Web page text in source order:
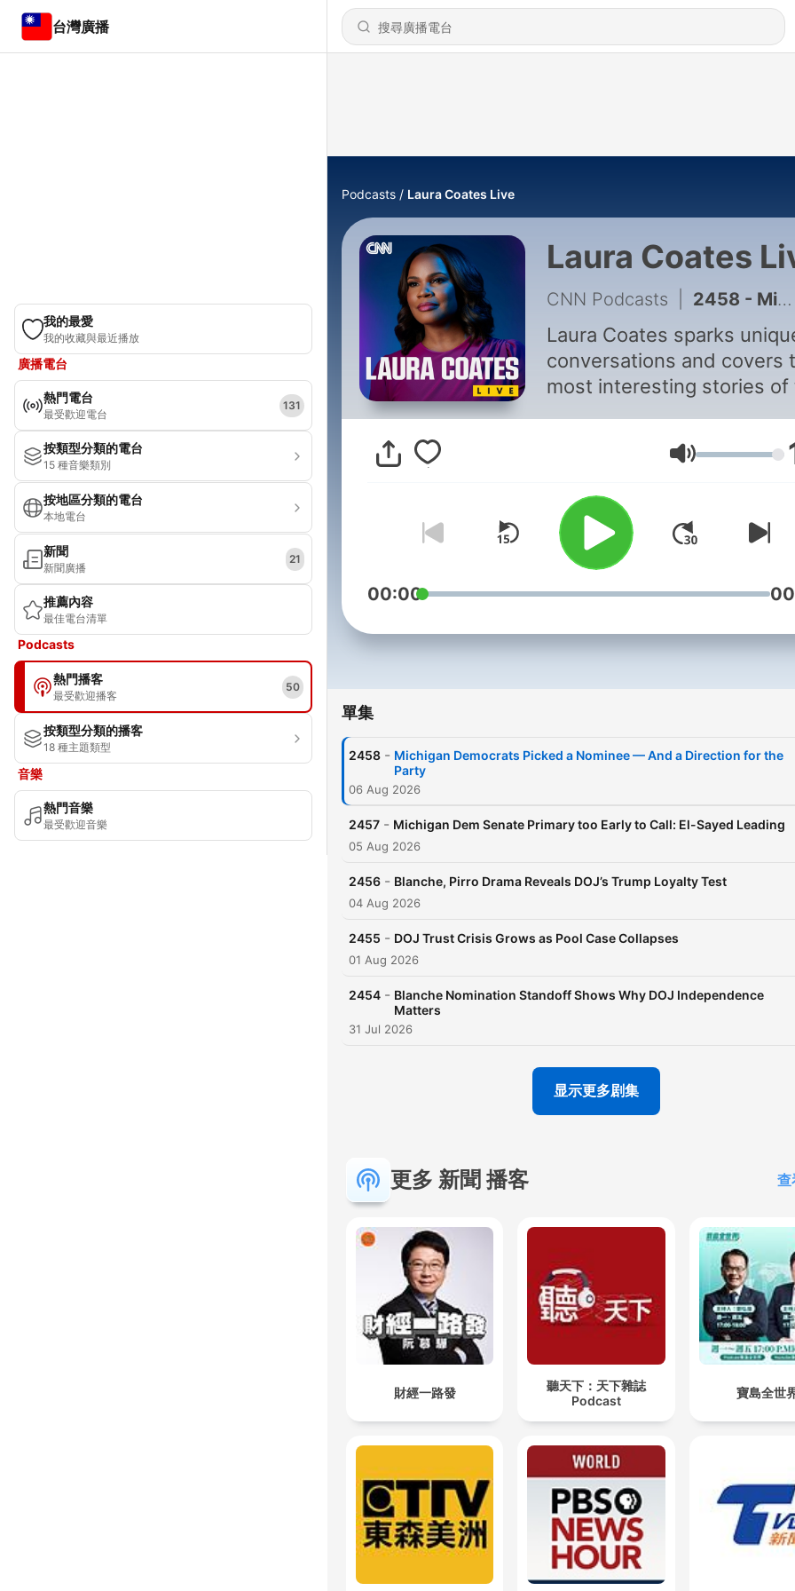
台灣廣播
我的最愛
我的收藏與最近播放
廣播電台
熱門電台
最受歡迎電台
131
按類型分類的電台
15 種音樂類別
按地區分類的電台
本地電台
新聞
新聞廣播
21
推薦內容
最佳電台清單
Podcasts
熱門播客
最受歡迎播客
50
按類型分類的播客
18 種主題類型
音樂
熱門音樂
最受歡迎音樂
Podcasts Laura Coates Live
Laura Coates
CNN Podcasts 2458 - Michigan Democrats Picked a Nominee — And a Direction for the Party
Laura Coates sparks
conversations and covers
most interesting stories of
pop culture lens.
音量
00:00
單集
2458 - Michigan Democrats Picked a Nominee — And a Direction for the
Party
06 Aug 2026
2457 - Michigan Dem Senate Primary too Early to Call: El-Sayed Leading
05 Aug 2026
2456 - Blanche, Pirro Drama Reveals DOJ’s Trump Loyalty Test
04 Aug 2026
2455 - DOJ Trust Crisis Grows as Pool Case Collapses
01 Aug 2026
2454 - Blanche Nomination Standoff Shows Why DOJ Independence
Matters
31 Jul 2026
显示更多剧集
更多 新聞 播客 查
財經一路發
聽天下：天下雜誌
Podcast
寶島全世